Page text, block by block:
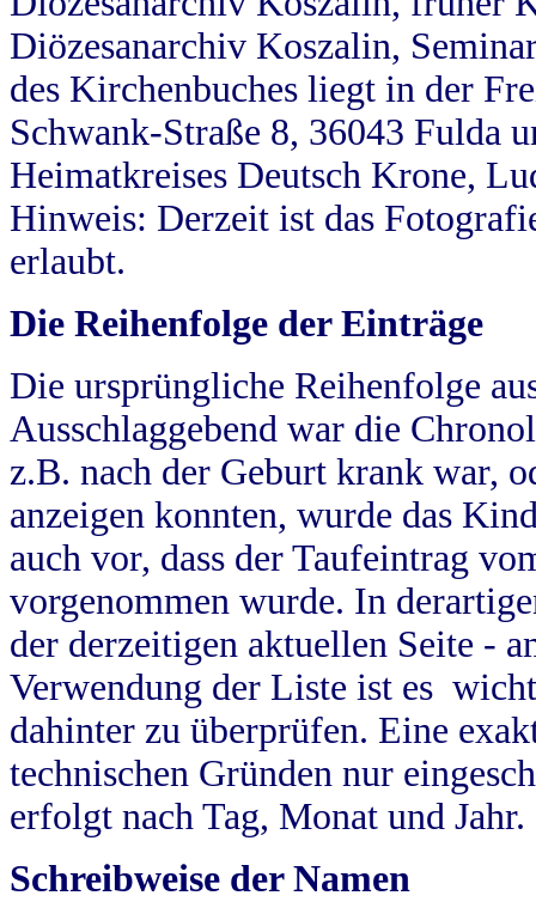
Diözesanarchiv Koszalin,
des Kirchenbuches liegt in der
Schwank-Straße 8, 36043 Fulda
Heimatkreises Deutsch Krone,
Hinweis: Derzeit ist das
erlaubt.
Die Reihenfolge der Einträge
Die ursprüngliche Reihenfolge
Ausschlaggebend war die
z.B. nach der Geburt krank war,
anzeigen konnten, wurde das
auch vor, dass der Taufeintrag
vorgenommen wurde. In
der derzeitigen aktuellen Seite -
Verwendung der Liste ist es
dahinter zu überprüfen. Eine
technischen Gründen nur
erfolgt nach Tag, Monat und Jahr.
Schreibweise der Namen